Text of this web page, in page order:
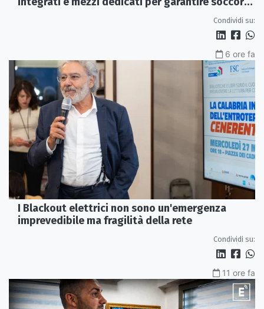
Condividi su:
6 ore fa
I Blackout elettrici non sono un'emergenza
imprevedibile ma fragilità della rete
Condividi su:
11 ore fa